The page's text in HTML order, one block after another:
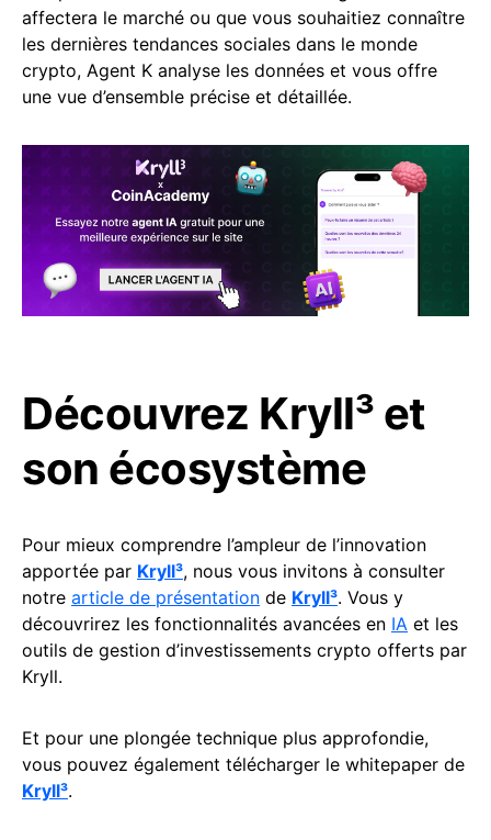
affectera le marché ou que vous souhaitiez connaître
les dernières tendances sociales dans le monde
crypto, Agent K analyse les données et vous offre
une vue d’ensemble précise et détaillée.
Découvrez Kryll³ et
son écosystème
Pour mieux comprendre l’ampleur de l’innovation
apportée par Kryll³, nous vous invitons à consulter
notre article de présentation de Kryll³. Vous y
découvrirez les fonctionnalités avancées en IA et les
outils de gestion d’investissements crypto offerts par
Kryll.
Et pour une plongée technique plus approfondie,
vous pouvez également télécharger le whitepaper de
Kryll³.